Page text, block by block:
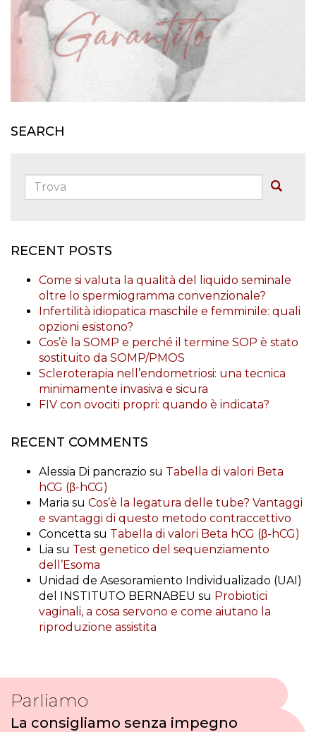
SEARCH
Trova:
RECENT POSTS
Come si valuta la qualità del liquido seminale
oltre lo spermiogramma convenzionale?
Infertilità idiopatica maschile e femminile: quali
opzioni esistono?
Cos’è la SOMP e perché il termine SOP è stato
sostituito da SOMP/PMOS
Scleroterapia nell’endometriosi: una tecnica
minimamente invasiva e sicura
FIV con ovociti propri: quando è indicata?
RECENT COMMENTS
Alessia Di pancrazio su Tabella di valori Beta
hCG (β-hCG)
Maria su Cos’è la legatura delle tube? Vantaggi
e svantaggi di questo metodo contraccettivo
Concetta su Tabella di valori Beta hCG (β-hCG)
Lia su Test genetico del sequenziamento
dell’Esoma
Unidad de Asesoramiento Individualizado (UAI)
del INSTITUTO BERNABEU su Probiotici
vaginali, a cosa servono e come aiutano la
riproduzione assistita
Parliamo
La consigliamo senza impegno